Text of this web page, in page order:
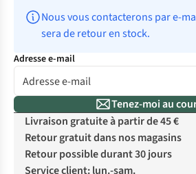
Nous vous contacterons par e-
sera de retour en stock.
Adresse e-mail
Tenez-moi au
Livraison gratuite à partir de 45 €
Retour gratuit dans nos magasins
Retour possible durant 30 jours
Service client: lun.-sam.